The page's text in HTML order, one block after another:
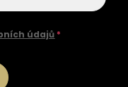
údajů *